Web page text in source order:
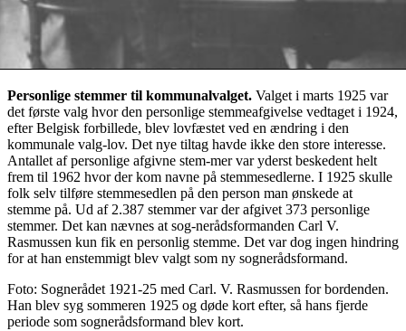
Personlige stemmer til kommunalvalget. Valget i marts 1925 var
det første valg hvor den personlige stemmeafgivelse vedtaget i 1924,
efter Belgisk forbillede, blev lovfæstet ved en ændring i den
kommunale valg-lov. Det nye tiltag havde ikke den store interesse.
Antallet af personlige afgivne stem-mer var yderst beskedent helt
frem til 1962 hvor der kom navne på stemmesedlerne. I 1925 skulle
folk selv tilføre stemmesedlen på den person man ønskede at
stemme på. Ud af 2.387 stemmer var der afgivet 373 personlige
stemmer. Det kan nævnes at sog-nerådsformanden Carl V.
Rasmussen kun fik en personlig stemme. Det var dog ingen hindring
for at han enstemmigt blev valgt som ny sognerådsformand.
Foto: Sognerådet 1921-25 med Carl. V. Rasmussen for bordenden.
Han blev syg sommeren 1925 og døde kort efter, så hans fjerde
periode som sognerådsformand blev kort.